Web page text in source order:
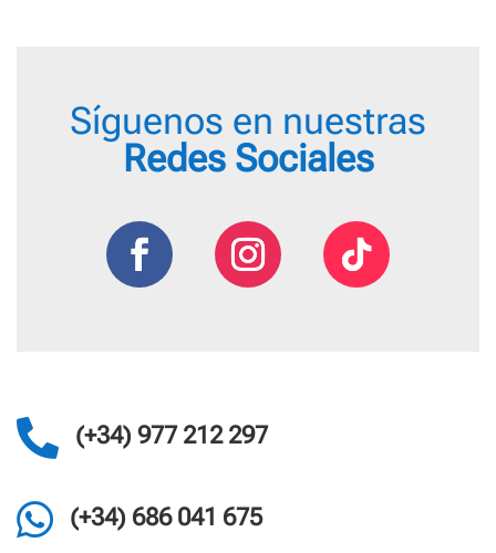
Síguenos en nuestras
Redes Sociales
 (+34) 977 212 297
 (+34) 686 041 675